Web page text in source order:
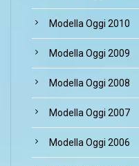
Modella Oggi 2010
Modella Oggi 2009
Modella Oggi 2008
Modella Oggi 2007
Modella Oggi 2006